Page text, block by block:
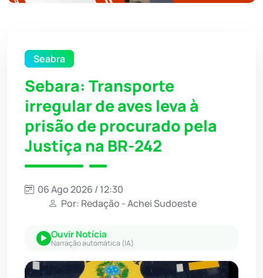
Seabra
Sebara: Transporte
irregular de aves leva à
prisão de procurado pela
Justiça na BR-242
06 Ago 2026 / 12:30
Por: Redação - Achei Sudoeste
Ouvir Notícia
Narração automática (IA)